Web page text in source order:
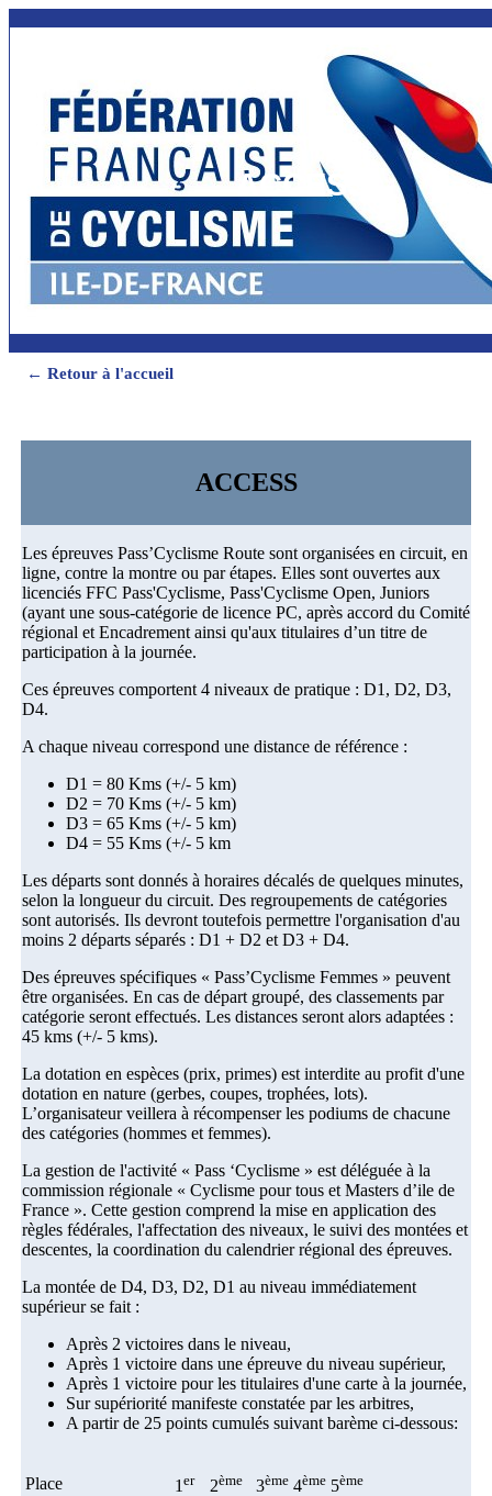
ACCESS
← Retour à l'accueil
ACCESS
Les épreuves Pass’Cyclisme Route sont organisées en circuit, en
ligne, contre la montre ou par étapes. Elles sont ouvertes aux
licenciés FFC Pass'Cyclisme, Pass'Cyclisme Open, Juniors
(ayant une sous-catégorie de licence PC, après accord du Comité
régional et Encadrement ainsi qu'aux titulaires d’un titre de
participation à la journée.
Ces épreuves comportent 4 niveaux de pratique : D1, D2, D3,
D4.
A chaque niveau correspond une distance de référence :
D1 = 80 Kms (+/- 5 km)
D2 = 70 Kms (+/- 5 km)
D3 = 65 Kms (+/- 5 km)
D4 = 55 Kms (+/- 5 km
Les départs sont donnés à horaires décalés de quelques minutes,
selon la longueur du circuit. Des regroupements de catégories
sont autorisés. Ils devront toutefois permettre l'organisation d'au
moins 2 départs séparés : D1 + D2 et D3 + D4.
Des épreuves spécifiques « Pass’Cyclisme Femmes » peuvent
être organisées. En cas de départ groupé, des classements par
catégorie seront effectués. Les distances seront alors adaptées :
45 kms (+/- 5 kms).
La dotation en espèces (prix, primes) est interdite au profit d'une
dotation en nature (gerbes, coupes, trophées, lots).
L’organisateur veillera à récompenser les podiums de chacune
des catégories (hommes et femmes).
La gestion de l'activité « Pass ‘Cyclisme » est déléguée à la
commission régionale « Cyclisme pour tous et Masters d’ile de
France ». Cette gestion comprend la mise en application des
règles fédérales, l'affectation des niveaux, le suivi des montées et
descentes, la coordination du calendrier régional des épreuves.
La montée de D4, D3, D2, D1 au niveau immédiatement
supérieur se fait :
Après 2 victoires dans le niveau,
Après 1 victoire dans une épreuve du niveau supérieur,
Après 1 victoire pour les titulaires d'une carte à la journée,
Sur supériorité manifeste constatée par les arbitres,
A partir de 25 points cumulés suivant barème ci-dessous:
Place 1 er 2ème 3ème 4ème 5ème